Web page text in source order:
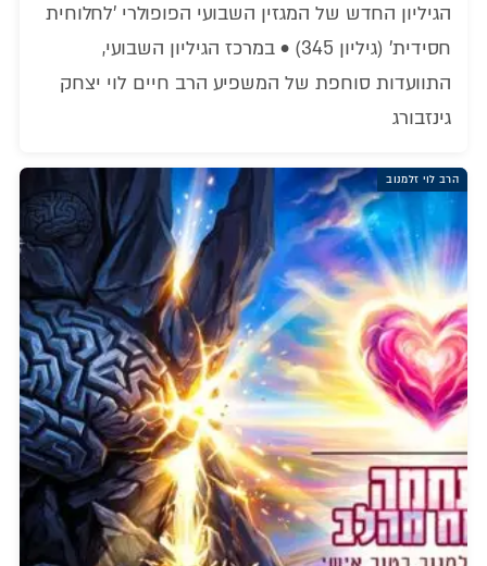
הגיליון החדש של המגזין השבועי הפופולרי 'לחלוחית
חסידית' (גיליון 345) • במרכז הגיליון השבועי,
התוועדות סוחפת של המשפיע הרב חיים לוי יצחק
גינזבורג
הרב לוי זלמנוב